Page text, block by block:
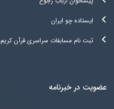
ایستاده چو ایران
ثبت نام مسابقات سراسری قرآن کریم
عضویت در خبرنامه